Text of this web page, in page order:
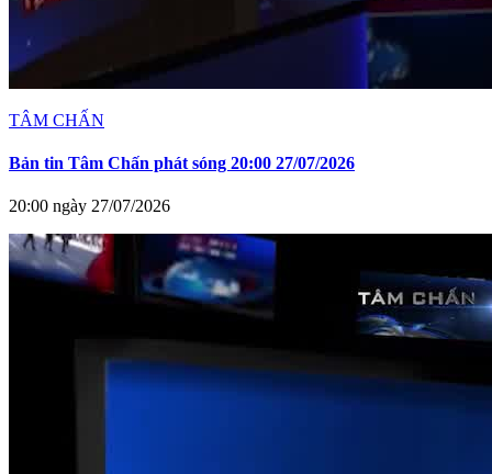
TÂM CHẤN
Bản tin Tâm Chấn phát sóng 20:00 27/07/2026
20:00 ngày 27/07/2026